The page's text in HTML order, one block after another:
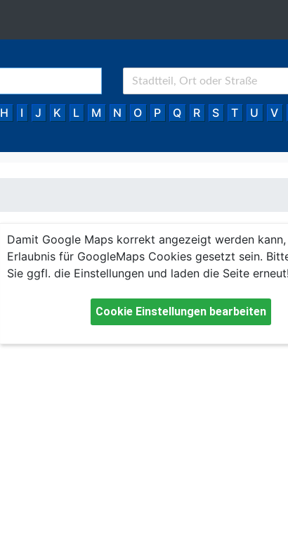
H I J K L M N O P Q R S T U V
Damit Google Maps korrekt angezeigt werden
Erlaubnis für GoogleMaps Cookies gesetzt sein.
Sie ggfl. die Einstellungen und laden die Seite erneut!
Cookie Einstellungen bearbeiten